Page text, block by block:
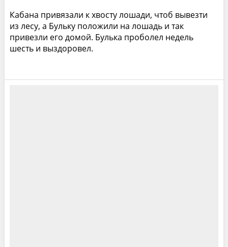
Кабана привязали к хвосту лошади, чтоб вывезти
из лесу, а Бульку положили на лошадь и так
привезли его домой. Булька проболел недель
шесть и выздоровел.